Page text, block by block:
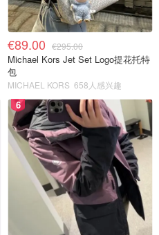
€89.00 €295.00
Michael Kors Jet Set Logo提花托特
包
MICHAEL KORS 658人感兴趣
6